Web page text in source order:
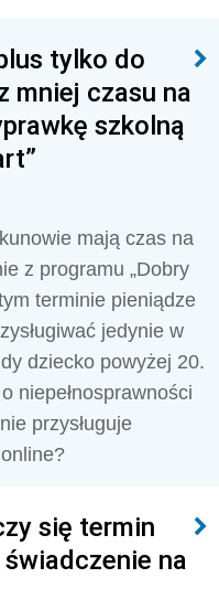
tylko do
mniej czasu na
szkolną
mają czas na
z programu „Dobry
terminie pieniądze
jedynie w
dziecko powyżej 20.
niepełnosprawności
przysługuje
się termin
na